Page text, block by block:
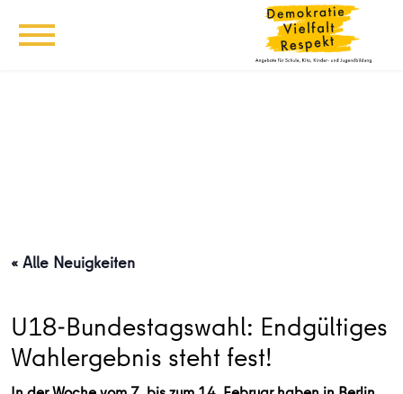
« Alle Neuigkeiten
U18-Bundestagswahl: Endgültiges
Wahlergebnis steht fest!